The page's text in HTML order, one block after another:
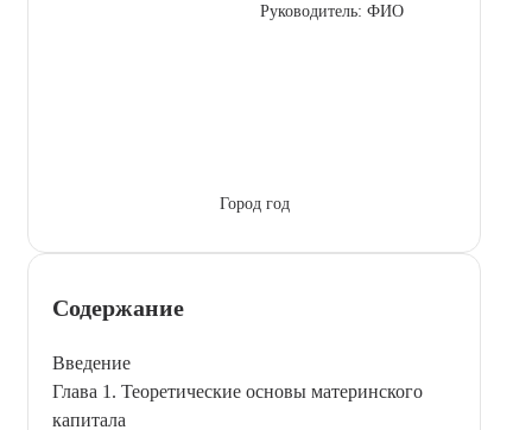
Руководитель: ФИО
Город год
Содержание
Введение
Глава 1. Теоретические основы материнского
капитала